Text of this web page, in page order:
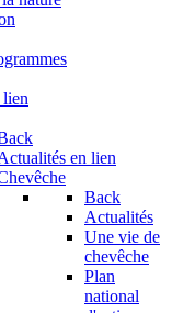
lien
en lien
Back
Actualités
Une vie de
chevêche
Plan
national